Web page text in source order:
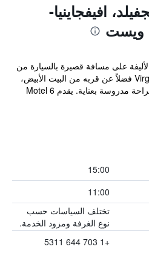
سبرينجفيلد، افيفجاينيا-
ويست
الأليفة على مسافة قصيرة بالسيارة من
Springfield الشعبية ومعالم Virginia فضلاً عن قربه من البيت الأبيض،
ويقدم إقامة مريحة مع وسائل للراحة مدروسة بعناية. يقدم Motel 6
15:00
11:00
تختلف السياسات حسب
نوع الغرفة ومزود الخدمة.
+1 703 644 5311